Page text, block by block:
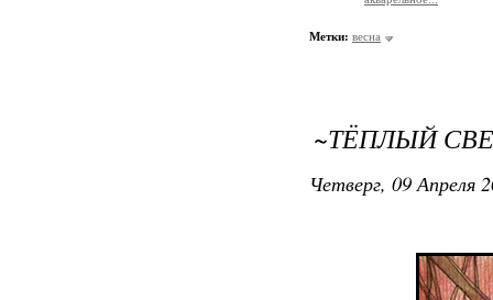
Метки: весна
~ТЁПЛЫЙ
Четверг, 09 Апреля